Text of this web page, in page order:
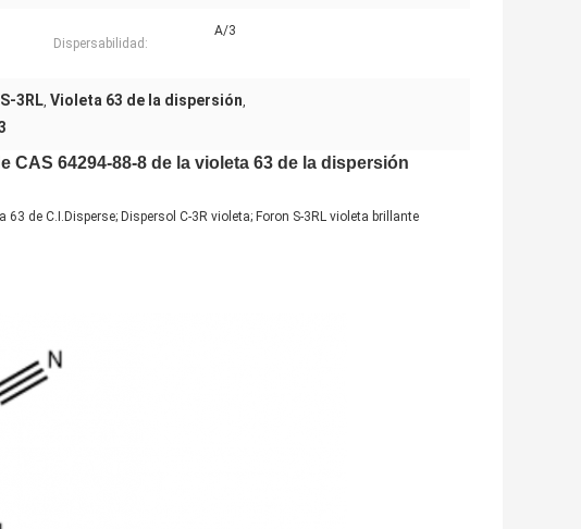
Dispersabilidad:
A/3
3RL, Violeta 63 de la dispersión,
64294-88-8 de la violeta 63 de la dispersión
63 de C.I.Disperse; Dispersol C-3R violeta; Foron S-3RL violeta brillante